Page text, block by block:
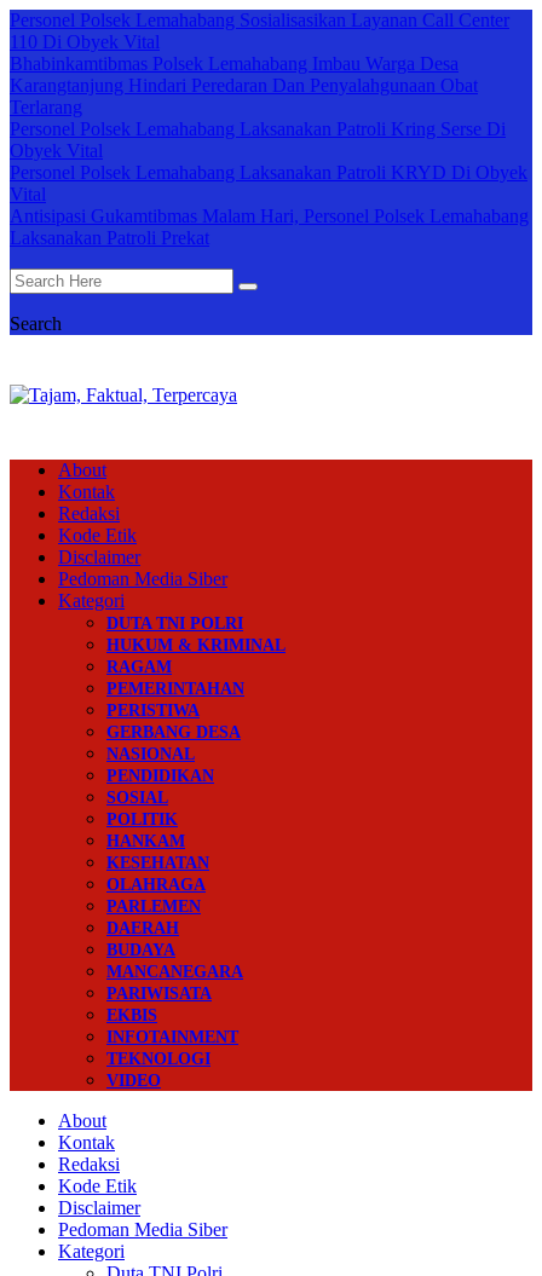
Personel Polsek Lemahabang Sosialisasikan Layanan Call Center
110 Di Obyek Vital
Bhabinkamtibmas Polsek Lemahabang Imbau Warga Desa
Karangtanjung Hindari Peredaran Dan Penyalahgunaan Obat
Terlarang
Personel Polsek Lemahabang Laksanakan Patroli Kring Serse Di
Obyek Vital
Personel Polsek Lemahabang Laksanakan Patroli KRYD Di Obyek
Vital
Antisipasi Gukamtibmas Malam Hari, Personel Polsek Lemahabang
Laksanakan Patroli Prekat
Search
About
Kontak
Redaksi
Kode Etik
Disclaimer
Pedoman Media Siber
Kategori
DUTA TNI POLRI
HUKUM & KRIMINAL
RAGAM
PEMERINTAHAN
PERISTIWA
GERBANG DESA
NASIONAL
PENDIDIKAN
SOSIAL
POLITIK
HANKAM
KESEHATAN
OLAHRAGA
PARLEMEN
DAERAH
BUDAYA
MANCANEGARA
PARIWISATA
EKBIS
INFOTAINMENT
TEKNOLOGI
VIDEO
About
Kontak
Redaksi
Kode Etik
Disclaimer
Pedoman Media Siber
Kategori